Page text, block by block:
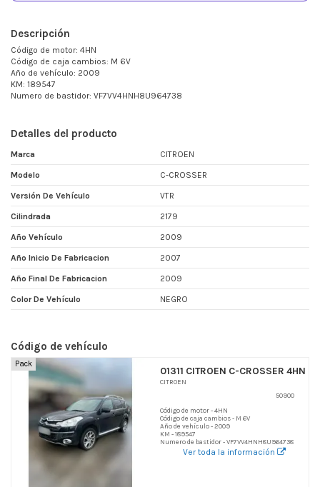
Descripción
Código de motor: 4HN
Código de caja cambios: M 6V
Año de vehículo: 2009
KM: 189547
Numero de bastidor: VF7VV4HNH8U964738
Detalles del producto
Marca CITROEN
Modelo C-CROSSER
Versión De Vehículo VTR
Cilindrada 2179
Año Vehículo 2009
Año Inicio De Fabricacion 2007
Año Final De Fabricacion 2009
Color De Vehículo NEGRO
Código de vehículo
Pack
01311 CITROEN C-CROSSER 4HN
CITROEN
50900
Código de motor - 4HN
Código de caja cambios - M 6V
Año de vehículo - 2009
KM - 189547
Numero de bastidor - VF7VV4HNH8U964738
Ver toda la información